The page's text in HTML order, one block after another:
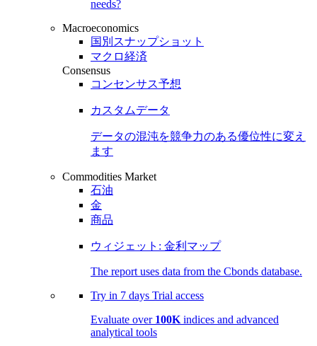
needs?
Macroeconomics
国別スナップショット
マクロ経済
Consensus
コンセンサス予想
カスタムデータ
データの混沌を競争力のある優位性に変え
ます
Commodities Market
石油
金
商品
ウィジェット: 金利マップ
The report uses data from the Cbonds database.
Try in 7 days Trial access
Evaluate over 100K indices and advanced
analytical tools